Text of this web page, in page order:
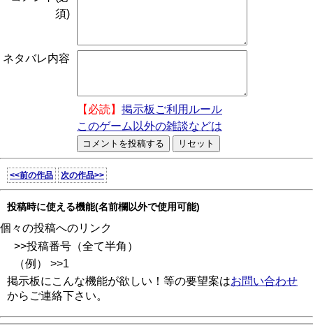
須)
ネタバレ内容
【必読】 掲示板ご利用ルール
このゲーム以外の雑談などは
<<前の作品 次の作品>>
投稿時に使える機能(名前欄以外で使用可能)
個々の投稿へのリンク
>>投稿番号（全て半角）
（例） >>1
掲示板にこんな機能が欲しい！等の要望案はお問い合わせ
からご連絡下さい。